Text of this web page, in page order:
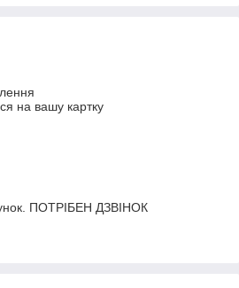
на вашу картку
ПОТРІБЕН ДЗВІНОК